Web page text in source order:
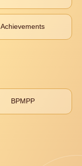
Achievements
BPMPP